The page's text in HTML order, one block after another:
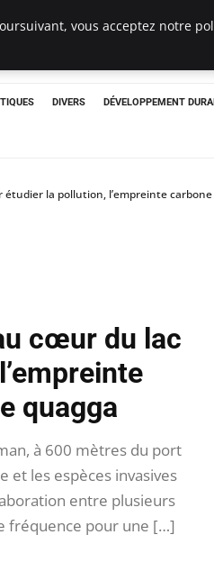
DIVERS DÉVELOPPEMENT
la pollution, l’empreinte
cœur du lac
quagga
à 600 mètres du port
et les espèces invasives
entre plusieurs
fréquence pour une […]
vous acceptez notre